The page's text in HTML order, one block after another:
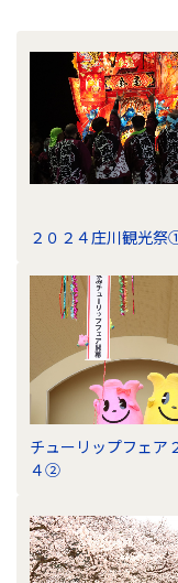
の
シ
２０２４庄川観光
チューリップフェア
４②